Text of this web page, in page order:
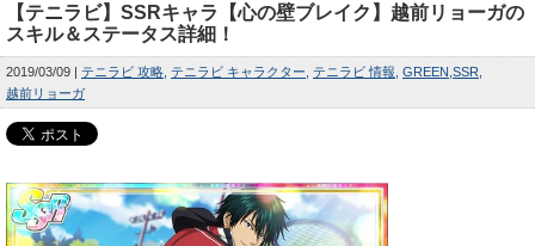
【テニラビ】SSRキャラ【心の壁ブレイク】越前リョーガの
スキル＆ステータス詳細！
2019/03/09 テニラビ 攻略 テニラビ キャラクター テニラビ 情報 GREEN SSR
越前リョーガ